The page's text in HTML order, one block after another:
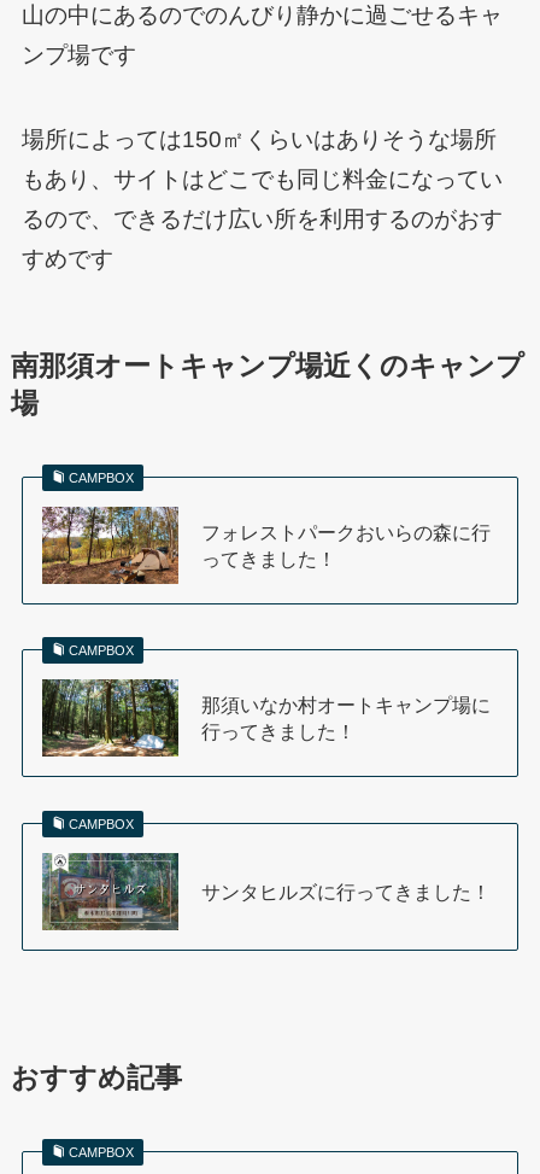
山の中にあるのでのんびり静かに過ごせるキャ
ンプ場です
場所によっては150㎡くらいはありそうな場所
もあり、サイトはどこでも同じ料金になってい
るので、できるだけ広い所を利用するのがおす
すめです
南那須オートキャンプ場近くのキャンプ
場
CAMPBOX
フォレストパークおいらの森に行
ってきました！
CAMPBOX
那須いなか村オートキャンプ場に
行ってきました！
CAMPBOX
サンタヒルズに行ってきました！
おすすめ記事
CAMPBOX